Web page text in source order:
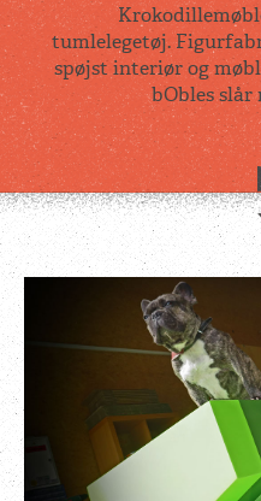
tumlelegetøj.
spøjst interiør og
bObles slår